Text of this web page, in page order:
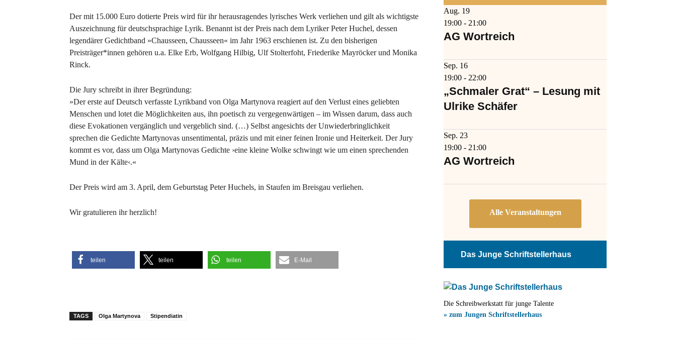
Der mit 15.000 Euro dotierte Preis wird für ihr herausragendes lyrisches Werk verliehen und gilt als wichtigste
Auszeichnung für deutschsprachige Lyrik. Benannt ist der Preis nach dem Lyriker Peter Huchel, dessen
legendärer Gedichtband »Chausseen, Chausseen« im Jahr 1963 erschienen ist. Zu den bisherigen
Preisträger*innen gehören u.a. Elke Erb, Wolfgang Hilbig, Ulf Stolterfoht, Friederike Mayröcker und Monika
Rinck.
Die Jury schreibt in ihrer Begründung:
»Der erste auf Deutsch verfasste Lyrikband von Olga Martynova reagiert auf den Verlust eines geliebten
Menschen und lotet die Möglichkeiten aus, ihn poetisch zu vergegenwärtigen – im Wissen darum, dass auch
diese Evokationen vergänglich und vergeblich sind. (…) Selbst angesichts der Unwiederbringlichkeit
sprechen die Gedichte Martynovas unsentimental, präzis und mit einer feinen Ironie und Heiterkeit. Der Jury
kommt es vor, dass um Olga Martynovas Gedichte ›eine kleine Wolke schwingt wie um einen sprechenden
Mund in der Kälte‹.«
Der Preis wird am 3. April, dem Geburtstag Peter Huchels, in Staufen im Breisgau verliehen.
Wir gratulieren ihr herzlich!
teilen teilen teilen E-Mail
TAGS Olga Martynova Stipendiatin
Aug. 19
19:00 - 21:00
AG Wortreich
Sep. 16
19:00 - 22:00
„Schmaler Grat“ – Lesung mit
Ulrike Schäfer
Sep. 23
19:00 - 21:00
AG Wortreich
Das Junge Schriftstellerhaus
Die Schreibwerkstatt für junge Talente
» zum Jungen Schriftstellerhaus